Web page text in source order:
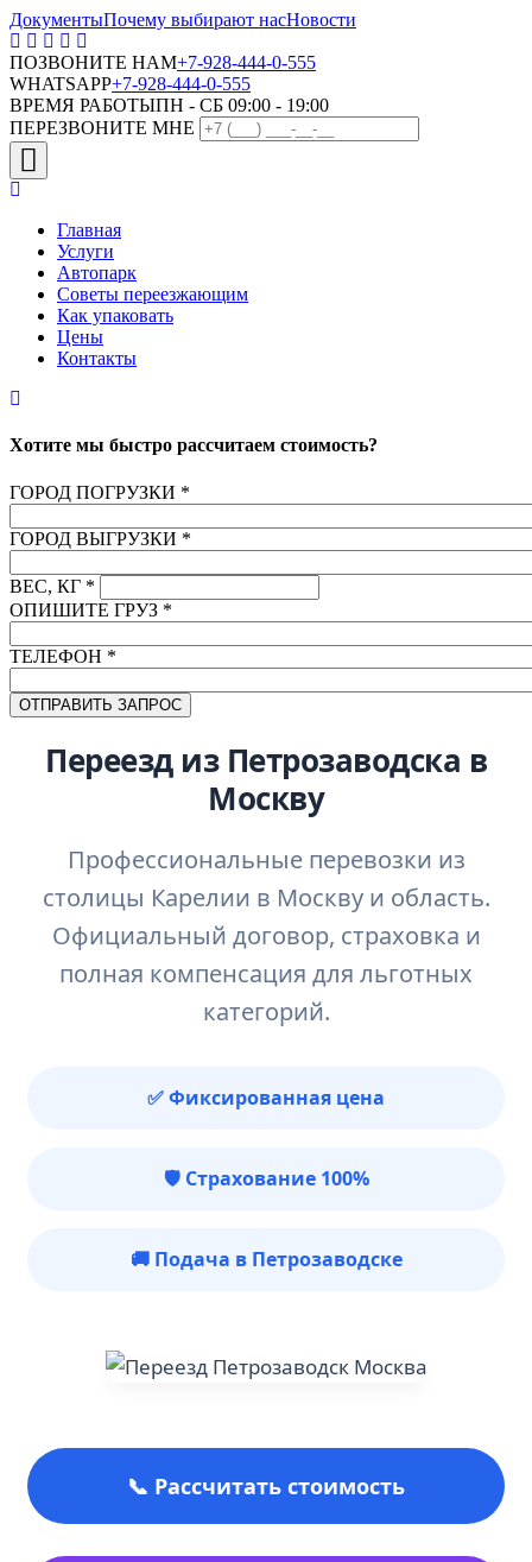
ДокументыПочему выбирают насНовости
ПОЗВОНИТЕ НАМ+7-928-444-0-555
WHATSAPP+7-928-444-0-555
ВРЕМЯ РАБОТЫПН - СБ 09:00 - 19:00
ПЕРЕЗВОНИТЕ МНЕ
Главная
Услуги
Автопарк
Советы переезжающим
Как упаковать
Цены
Контакты
Хотите мы быстро рассчитаем стоимость?
ГОРОД ПОГРУЗКИ *
ГОРОД ВЫГРУЗКИ *
ВЕС, КГ *
ОПИШИТЕ ГРУЗ *
ТЕЛЕФОН *
Переезд из Петрозаводска в
Москву
Профессиональные перевозки из
столицы Карелии в Москву и область.
Официальный договор, страховка и
полная компенсация для льготных
категорий.
✅ Фиксированная цена
🛡️ Страхование 100%
🚚 Подача в Петрозаводске
📞 Рассчитать стоимость